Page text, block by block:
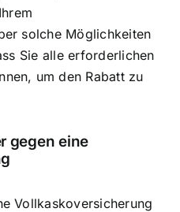
solche Möglichkeiten
Sie alle erforderlichen
um den Rabatt zu
gegen eine
Vollkaskoversicherung